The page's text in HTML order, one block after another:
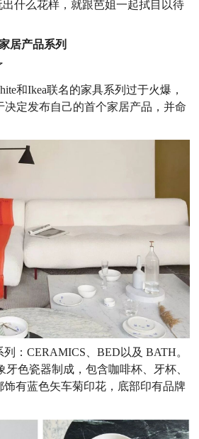
什么花样，就跟芭姐一起拭目以待
居产品系列
和Ikea联名的家具系列过于火爆，
决定发布自己的首个家居产品，并命
：CERAMICS、BED以及 BATH。
牙色瓷器制成，包含咖啡杯、牙杯、
有蓝色矢车菊印花，底部印有品牌